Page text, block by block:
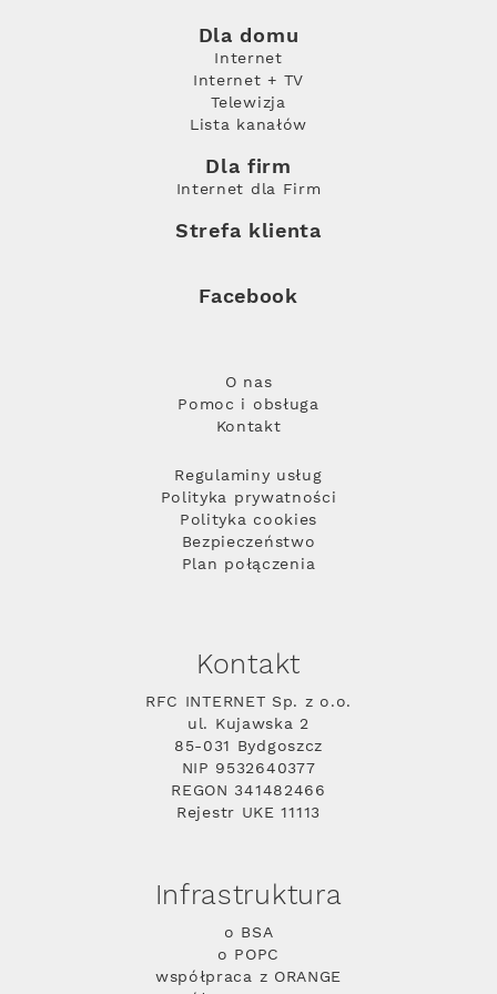
Dla domu
Internet
Internet + TV
Telewizja
Lista kanałów
Dla firm
Internet dla Firm
Strefa klienta
Facebook
O nas
Pomoc i obsługa
Kontakt
Regulaminy usług
Polityka prywatności
Polityka cookies
Bezpieczeństwo
Plan połączenia
Kontakt
RFC INTERNET Sp. z o.o.
ul. Kujawska 2
85-031 Bydgoszcz
NIP 9532640377
REGON 341482466
Rejestr UKE 11113
Infrastruktura
o BSA
o POPC
współpraca z ORANGE